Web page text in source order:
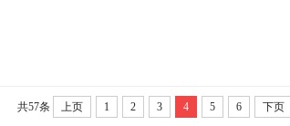
共57条 上页 1 2 3 4 5 6 下页